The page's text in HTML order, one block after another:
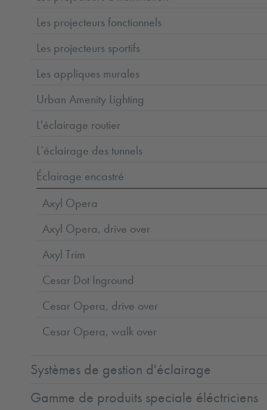
Les projecteurs fonctionnels
Les projecteurs sportifs
Les appliques murales
Urban Amenity Lighting
L'éclairage routier
L’éclairage des tunnels
Éclairage encastré
Axyl Opera
Axyl Opera, drive over
Axyl Trim
Cesar Dot Inground
Cesar Opera, drive over
Cesar Opera, walk over
Systèmes de gestion d'éclairage
Gamme de produits speciale éléctriciens